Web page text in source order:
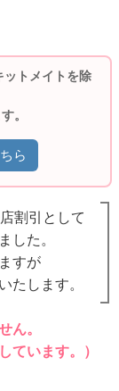
ットメイトを除
。
ら
割引として
した。
すが
たします。
ん。
ています。）